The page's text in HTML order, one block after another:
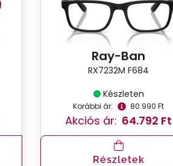
Ray-Ban
RX7232M F684
Készleten
Korábbi ár: 80.990 Ft
Akciós ár: 64.792 Ft
Részletek